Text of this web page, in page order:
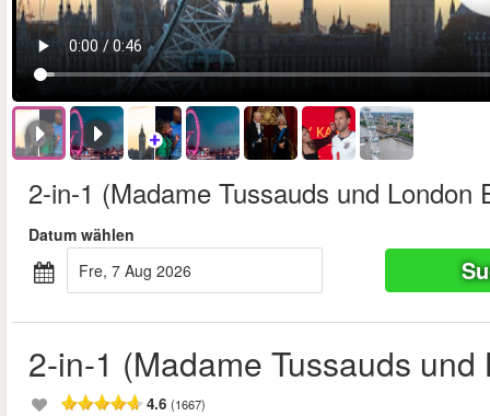
2-in-1 (Madame Tussauds und London
Datum wählen
Fre, 7 Aug 2026
2-in-1 (Madame Tussauds und
4.6 (1667)